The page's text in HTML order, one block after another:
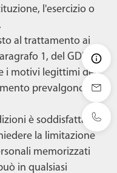
l'esercizio o
al trattamento ai
1, del GDPR,
i motivi legittimi del
prevalgono su
è soddisfatta e
la limitazione
memorizzati
in qualsiasi